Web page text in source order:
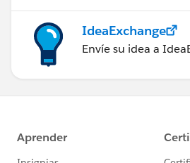
IdeaExchange
Envíe su idea a